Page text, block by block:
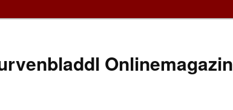
Onlinemagazin